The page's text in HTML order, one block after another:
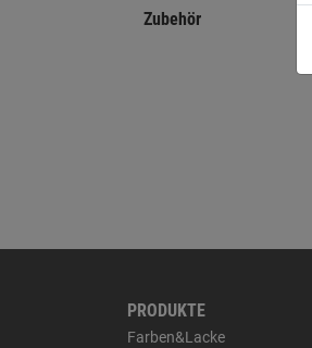
Zubehör
PRODUKTE
Farben&Lacke